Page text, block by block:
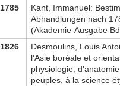
1785
Kant, Immanuel:
Abhandlungen nach
(Akademie-Ausgabe
1826
Desmoulins, Louis
l'Asie boréale et
physiologie,
peuples, à la science